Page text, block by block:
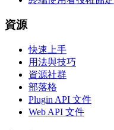
資源
快速上手
用法與技巧
資源社群
部落格
Plugin API 文件
Web API 文件